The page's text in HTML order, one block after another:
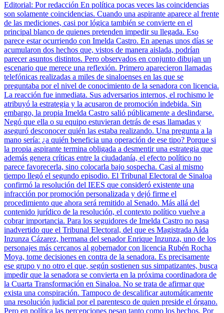
Editorial: Por redacción En política pocas veces las coincidencias
son solamente coincidencias. Cuando una aspirante aparece al frente
de las mediciones, casi por lógica también se convierte en el
principal blanco de quienes pretenden impedir su llegada. Eso
parece estar ocurriendo con Imelda Castro. En apenas unos días se
acumularon dos hechos que, vistos de manera aislada, podrían
parecer asuntos distintos. Pero observados en conjunto dibujan un
escenario que merece una reflexión. Primero aparecieron llamadas
telefónicas realizadas a miles de sinaloenses en las que se
preguntaba por el nivel de conocimiento de la senadora con licencia.
La reacción fue inmediata. Sus adversarios internos, el rochismo le
atribuyó la estrategia y la acusaron de promoción indebida. Sin
embargo, la propia Imelda Castro salió públicamente a deslindarse.
Negó que ella o su equipo estuvieran detrás de esas llamadas y
aseguró desconocer quién las estaba realizando. Una pregunta a la
mano sería: ¿a quién beneficia una operación de ese tipo? Porque si
la propia aspirante termina obligada a desmentir una estrategia que
además genera críticas entre la ciudadanía, el efecto político no
parece favorecerla, sino colocarla bajo sospecha. Casi al mismo
tiempo llegó el segundo episodio. El Tribunal Electoral de Sinaloa
confirmó la resolución del IEES que consideró existente una
infracción por promoción personalizada y dejó firme el
procedimiento que ahora será remitido al Senado. Más allá del
contenido jurídico de la resolución, el contexto político vuelve a
cobrar importancia. Para los seguidores de Imelda Castro no pasa
inadvertido que el Tribunal Electoral, del que es Magistrada Aída
Inzunza Cázarez, hermana del senador Enrique Inzunza, uno de los
personajes más cercanos al gobernador con licencia Rubén Rocha
Moya, tome decisiones en contra de la senadora. Es precisamente
ese grupo y no otro el que, según sostienen sus simpatizantes, busca
impedir que la senadora se convierta en la próxima coordinadora de
la Cuarta Transformación en Sinaloa. No se trata de afirmar que
exista una conspiración. Tampoco de descalificar automáticamente
una resolución judicial por el parentesco de quien preside el órgano.
Pero en política las percepciones pesan tanto como los hechos. Por